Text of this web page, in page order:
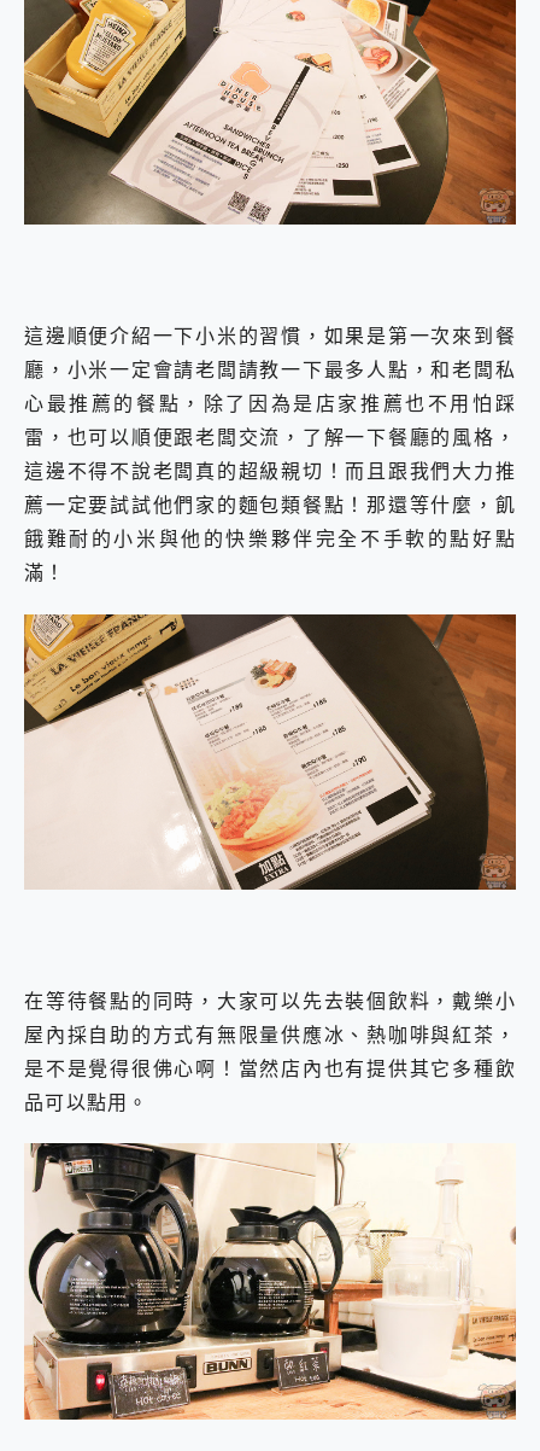
這邊順便介紹一下小米的習慣，如果是第一次來到餐
廳，小米一定會請老闆請教一下最多人點，和老闆私
心最推薦的餐點，除了因為是店家推薦也不用怕踩
雷，也可以順便跟老闆交流，了解一下餐廳的風格，
這邊不得不說老闆真的超級親切！而且跟我們大力推
薦一定要試試他們家的麵包類餐點！那還等什麼，飢
餓難耐的小米與他的快樂夥伴完全不手軟的點好點
滿！
在等待餐點的同時，大家可以先去裝個飲料，戴樂小
屋內採自助的方式有無限量供應冰、熱咖啡與紅茶，
是不是覺得很佛心啊！當然店內也有提供其它多種飲
品可以點用。